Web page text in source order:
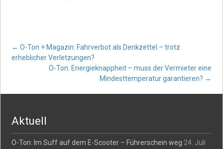
Post
navigation
← O-Ton + Magazin: Fahrverbot als Denkzettel – trotz
erheblicher Verletzungen?
O-Ton: Energieknappheit – muss der Vermieter eine
Mindesttemperatur garantieren? →
Aktuell
O-Ton: Im Suff auf dem E-Scooter – Führerschein weg 24. Juli